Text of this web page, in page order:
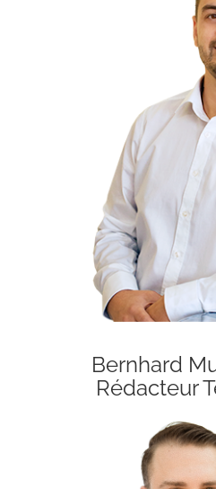
Bernhard
Rédacteur